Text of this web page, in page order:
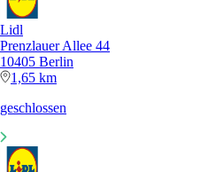
Lidl
Prenzlauer Allee 44
10405 Berlin
1,65 km
geschlossen